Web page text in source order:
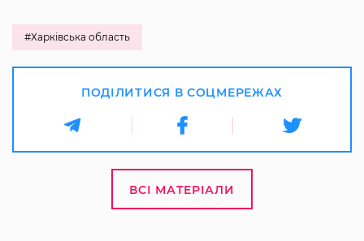
#Харківська область
ПОДІЛИТИСЯ В СОЦМЕРЕЖАХ
ВСІ МАТЕРІАЛИ